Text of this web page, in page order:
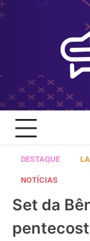
Skip
to
DESTAQUE
NOTÍCIAS
Set da